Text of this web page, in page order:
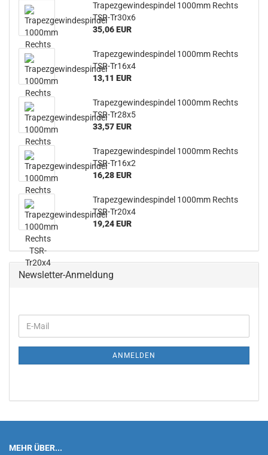
Trapezgewindespindel 1000mm Rechts
TSR-Tr30x6
35,06 EUR
Trapezgewindespindel 1000mm Rechts
TSR-Tr16x4
13,11 EUR
Trapezgewindespindel 1000mm Rechts
TSR-Tr28x5
33,57 EUR
Trapezgewindespindel 1000mm Rechts
TSR-Tr16x2
16,28 EUR
Trapezgewindespindel 1000mm Rechts
TSR-Tr20x4
19,24 EUR
Newsletter-Anmeldung
ZUR
E-
Mail
ANMELDEN
MEHR ÜBER...